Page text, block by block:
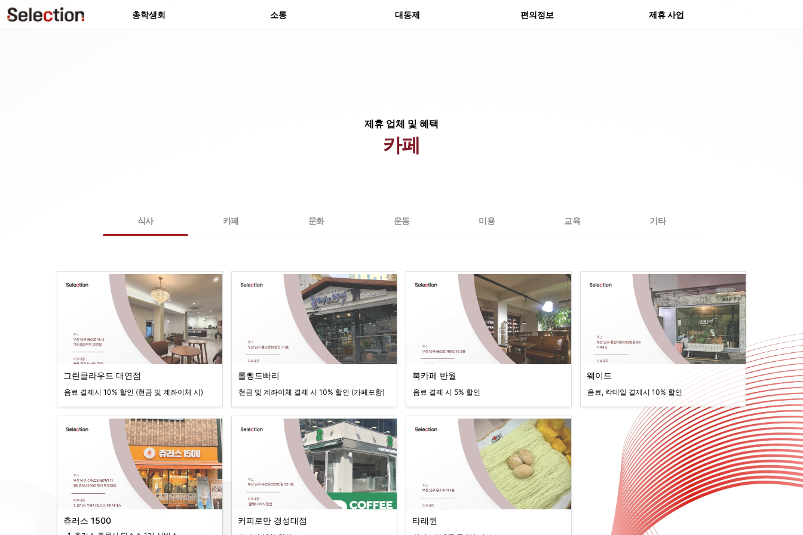
총학생회 소통 대동제 편의정보 제휴 사업
분실물 센터
제휴 업체 및 혜택
카페
식사 카페 문화 운동 미용 교육 기타
그린클라우드 대연점
음료 결제시 10% 할인 (현금 및 계좌이체 시)
롤뺑드빠리
현금 및 계좌이체 결제 시 10% 할인 (카페포함)
북카페 반월
음료 결제 시 5% 할인
웨이드
음료, 칵테일 결제시 10% 할인
츄러스 1500 커피로만 경성대점 타래퀸